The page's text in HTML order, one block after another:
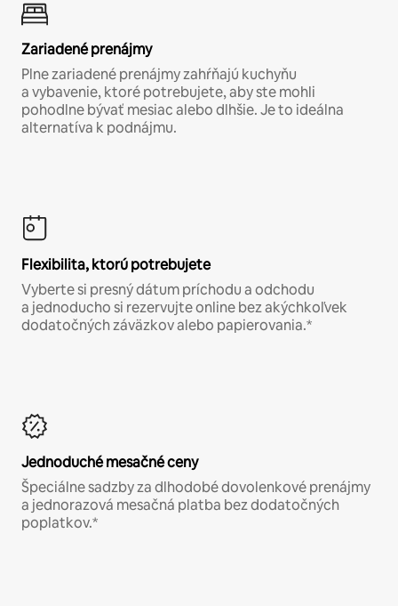
Zariadené prenájmy
Plne zariadené prenájmy zahŕňajú kuchyňu
a vybavenie, ktoré potrebujete, aby ste mohli
pohodlne bývať mesiac alebo dlhšie. Je to ideálna
alternatíva k podnájmu.
Flexibilita, ktorú potrebujete
Vyberte si presný dátum príchodu a odchodu
a jednoducho si rezervujte online bez akýchkoľvek
dodatočných záväzkov alebo papierovania.*
Jednoduché mesačné ceny
Špeciálne sadzby za dlhodobé dovolenkové prenájmy
a jednorazová mesačná platba bez dodatočných
poplatkov.*